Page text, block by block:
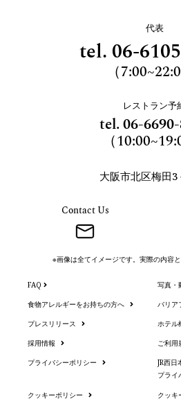
代表
tel. 06-
（
レストラン予
tel.06-
（
大阪市北区梅田3
Contact Us
※画像は全てイメージです。実際の内容と
FAQ 写真・
食物アレルギーをお持ちの方へ バリア
プレスリリース ホテル
採用情報 ご利用
プライバシーポリシー
JR西日
プライ
クッキーポリシー クッキ